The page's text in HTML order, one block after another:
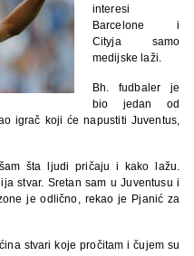
interesi
Barcelone i
Cityja samo
medijske laži.
Bh. fudbaler je
bio jedan od
igrač koji će napustiti Juventus,
šta ljudi pričaju i kako lažu.
stvar. Sretan sam u Juventusu i
je odlično, rekao je Pjanić za
stvari koje pročitam i čujem su